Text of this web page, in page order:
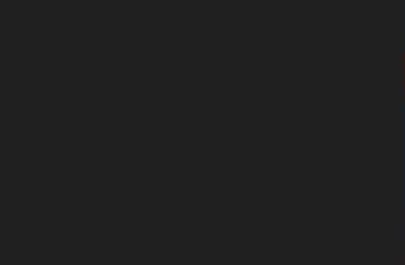
badiću pretijesnom za njezine